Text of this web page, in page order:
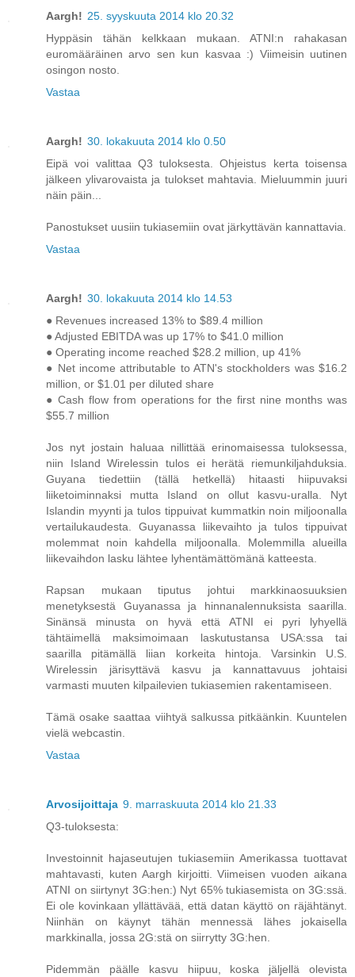
Aargh! 25. syyskuuta 2014 klo 20.32
Hyppäsin tähän kelkkaan mukaan. ATNI:n rahakasan
euromääräinen arvo sen kun kasvaa :) Viimeisin uutinen
osingon nosto.
Vastaa
Aargh! 30. lokakuuta 2014 klo 0.50
Eipä voi valittaa Q3 tuloksesta. Ohjeistus kerta toisensa
jälkeen ylivarovaista ja tulokset mahtavia. Mieluummin juuri
näin päin...
Panostukset uusiin tukiasemiin ovat järkyttävän kannattavia.
Vastaa
Aargh! 30. lokakuuta 2014 klo 14.53
● Revenues increased 13% to $89.4 million
● Adjusted EBITDA was up 17% to $41.0 million
● Operating income reached $28.2 million, up 41%
● Net income attributable to ATN's stockholders was $16.2
million, or $1.01 per diluted share
● Cash flow from operations for the first nine months was
$55.7 million
Jos nyt jostain haluaa nillittää erinomaisessa tuloksessa,
niin Island Wirelessin tulos ei herätä riemunkiljahduksia.
Guyana tiedettiin (tällä hetkellä) hitaasti hiipuvaksi
liiketoiminnaksi mutta Island on ollut kasvu-uralla. Nyt
Islandin myynti ja tulos tippuivat kummatkin noin miljoonalla
vertailukaudesta. Guyanassa liikevaihto ja tulos tippuivat
molemmat noin kahdella miljoonalla. Molemmilla alueilla
liikevaihdon lasku lähtee lyhentämättömänä katteesta.
Rapsan mukaan tiputus johtui markkinaosuuksien
menetyksestä Guyanassa ja hinnanalennuksista saarilla.
Sinänsä minusta on hyvä että ATNI ei pyri lyhyellä
tähtäimellä maksimoimaan laskutustansa USA:ssa tai
saarilla pitämällä liian korkeita hintoja. Varsinkin U.S.
Wirelessin järisyttävä kasvu ja kannattavuus johtaisi
varmasti muuten kilpailevien tukiasemien rakentamiseen.
Tämä osake saattaa viihtyä salkussa pitkäänkin. Kuuntelen
vielä webcastin.
Vastaa
Arvosijoittaja 9. marraskuuta 2014 klo 21.33
Q3-tuloksesta:
Investoinnit hajaseutujen tukiasemiin Amerikassa tuottavat
mahtavasti, kuten Aargh kirjoitti. Viimeisen vuoden aikana
ATNI on siirtynyt 3G:hen:) Nyt 65% tukiasemista on 3G:ssä.
Ei ole kovinkaan yllättävää, että datan käyttö on räjähtänyt.
Niinhän on käynyt tähän mennessä lähes jokaisella
markkinalla, jossa 2G:stä on siirrytty 3G:hen.
Pidemmän päälle kasvu hiipuu, koska jäljellä olevista